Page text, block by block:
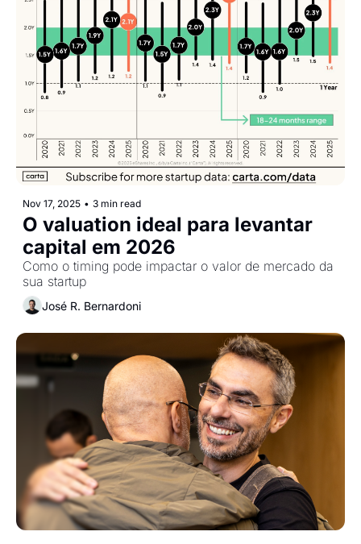
Nov 17, 2025 • 3 min read
O valuation ideal para levantar
capital em 2026
Como o timing pode impactar o valor de mercado da
sua startup
José R. Bernardoni